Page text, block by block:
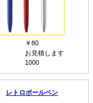
￥80
お見積します
1000
レトロボールペン